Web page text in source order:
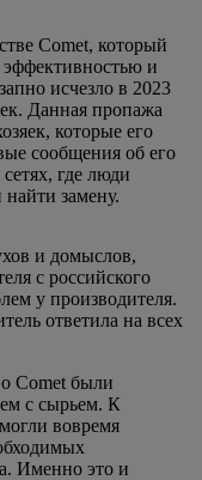
Comet, который
эффективностью и
исчезло в 2023
Данная пропажа
которые его
сообщения об его
где люди
замену.
и домыслов,
с российского
у производителя.
ответила на всех
Comet были
с сырьем. К
вовремя
Именно это и